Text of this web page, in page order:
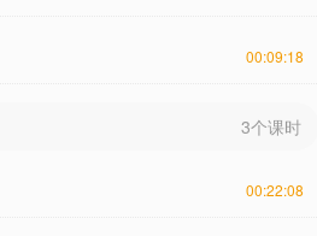
00:09:18
3个课时
00:22:08